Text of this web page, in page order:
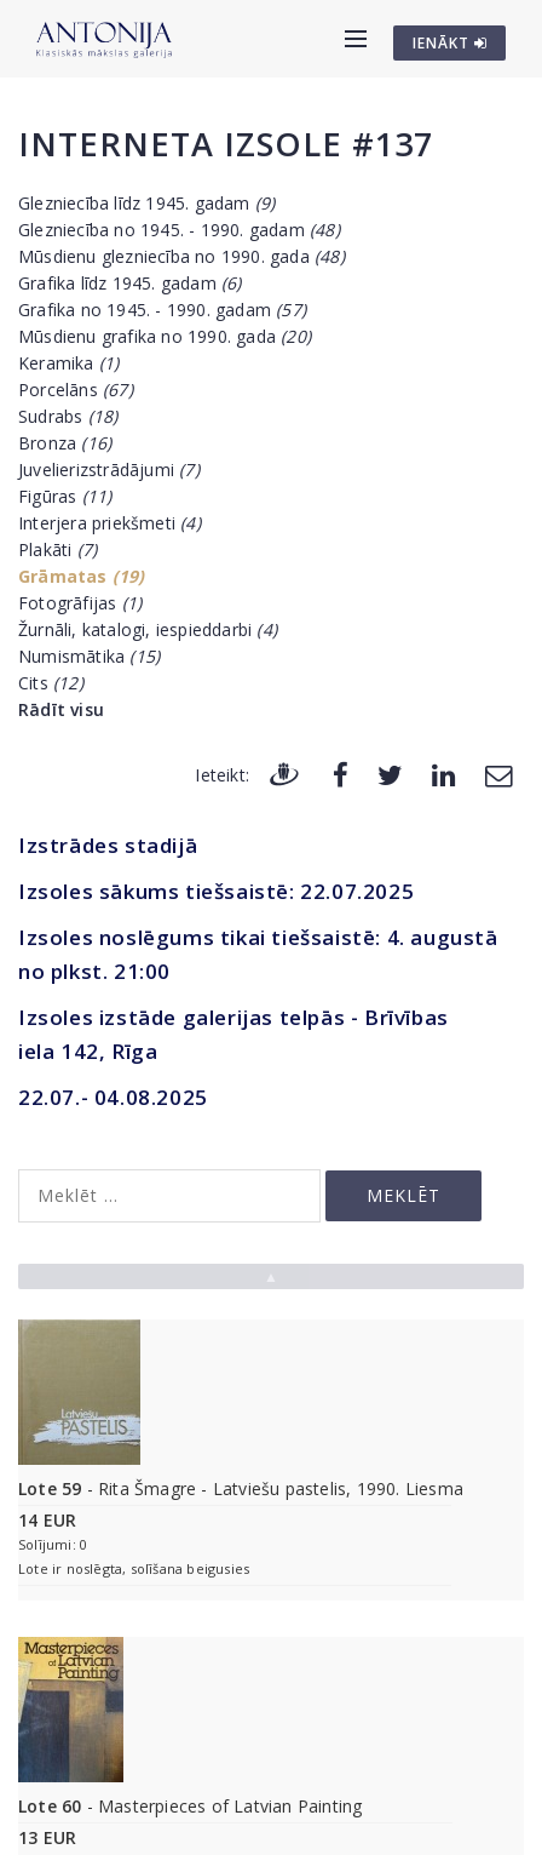
IENĀKT
INTERNETA IZSOLE #137
Glezniecība līdz 1945. gadam (9)
Glezniecība no 1945. - 1990. gadam (48)
Mūsdienu glezniecība no 1990. gada (48)
Grafika līdz 1945. gadam (6)
Grafika no 1945. - 1990. gadam (57)
Mūsdienu grafika no 1990. gada (20)
Keramika (1)
Porcelāns (67)
Sudrabs (18)
Bronza (16)
Juvelierizstrādājumi (7)
Figūras (11)
Interjera priekšmeti (4)
Plakāti (7)
Grāmatas (19)
Fotogrāfijas (1)
Žurnāli, katalogi, iespieddarbi (4)
Numismātika (15)
Cits (12)
Rādīt visu
Ieteikt:
Izstrādes stadijā
Izsoles sākums tiešsaistē: 22.07.2025
Izsoles noslēgums tikai tiešsaistē: 4. augustā
no plkst. 21:00
Izsoles izstāde galerijas telpās - Brīvības
iela 142, Rīga
22.07.- 04.08.2025
Lote 59 - Rita Šmagre - Latviešu pastelis, 1990. Liesma
14 EUR
Solījumi: 0
Lote ir noslēgta, solīšana beigusies
Lote 60 - Masterpieces of Latvian Painting
13 EUR